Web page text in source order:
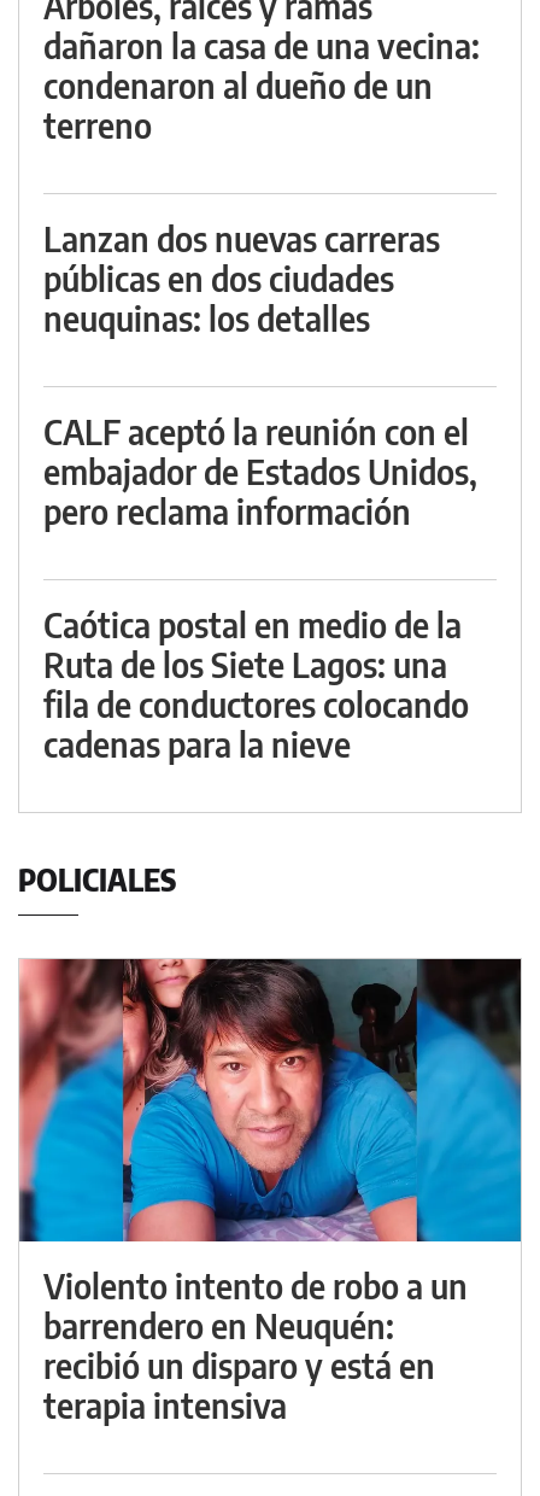
dañaron la casa de una vecina:
condenaron al dueño de un
terreno
Lanzan dos nuevas carreras
públicas en dos ciudades
neuquinas: los detalles
CALF aceptó la reunión con el
embajador de Estados Unidos,
pero reclama información
Caótica postal en medio de la
Ruta de los Siete Lagos: una
fila de conductores colocando
cadenas para la nieve
POLICIALES
Violento intento de robo a un
barrendero en Neuquén:
recibió un disparo y está en
terapia intensiva